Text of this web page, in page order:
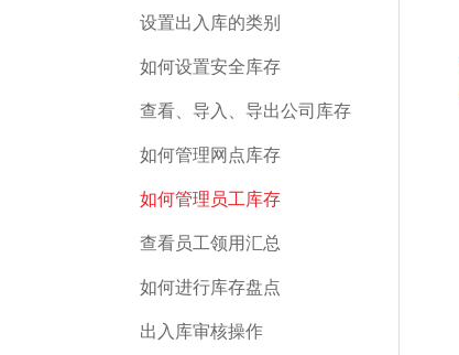
设置出入库的类别
如何设置安全库存
查看、导入、导出公司库存
如何管理网点库存
如何管理员工库存
查看员工领用汇总
如何进行库存盘点
出入库审核操作